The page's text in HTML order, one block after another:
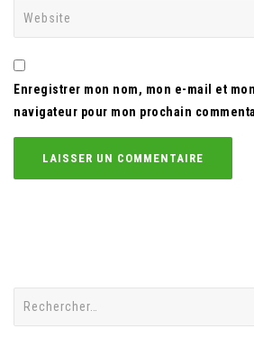
Enregistrer mon nom, mon e-mail et
navigateur pour mon prochain